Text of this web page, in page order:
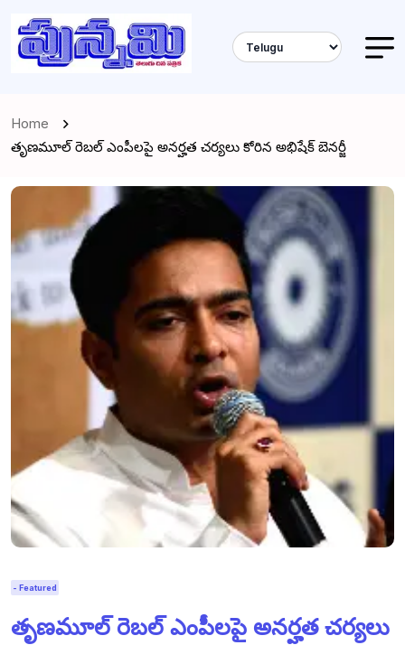
Home
తృణమూల్ రెబల్ ఎంపీలపై అనర్హత చర్యలు కోరిన అభిషేక్ బెనర్జీ
- Featured
తృణమూల్ రెబల్ ఎంపీలపై అనర్హత చర్యలు